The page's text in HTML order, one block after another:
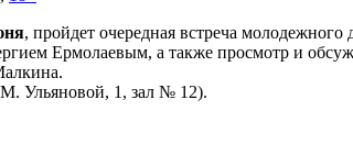
, пройдет очередная встреча
Ермолаевым, а также просмотр и
Ульяновой, 1, зал № 12).